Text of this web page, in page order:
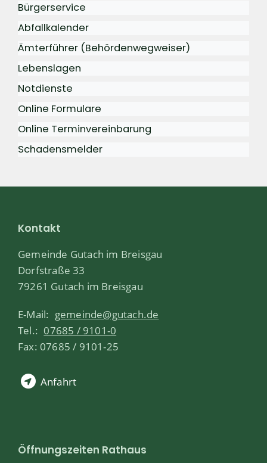
Bürgerservice
Abfallkalender
Ämterführer (Behördenwegweiser)
Lebenslagen
Notdienste
Online Formulare
Online Terminvereinbarung
Schadensmelder
Kontakt
Gemeinde Gutach im Breisgau
Dorfstraße 33
79261 Gutach im Breisgau
E-Mail: gemeinde@gutach.de
Tel.: 07685 / 9101-0
Fax: 07685 / 9101-25
Anfahrt
Öffnungszeiten Rathaus